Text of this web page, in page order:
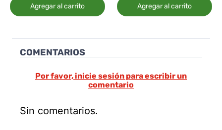
Agregar al carrito Agregar al carrito
COMENTARIOS
Por favor, inicie sesión para escribir un
comentario
Sin comentarios.